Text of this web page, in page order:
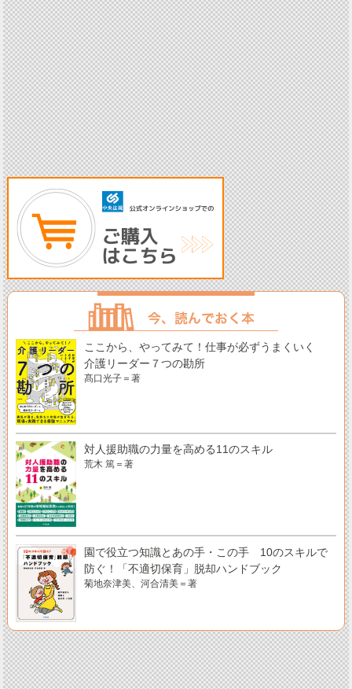
ここから、やってみて！仕事が必ずうまくいく
介護リーダー７つの勘所
髙口光子＝著
対人援助職の力量を高める11のスキル
荒木 篤＝著
園で役立つ知識とあの手・この手 10のスキルで
防ぐ！「不適切保育」脱却ハンドブック
菊地奈津美、河合清美＝著